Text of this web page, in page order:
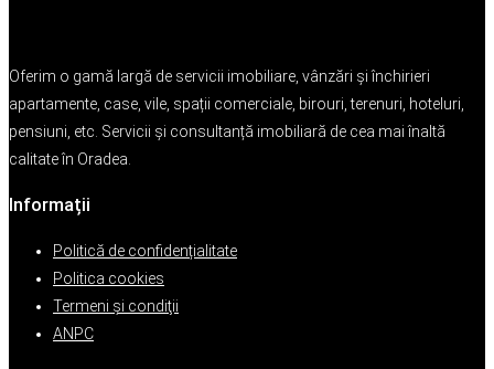
Oferim o gamă largă de servicii imobiliare, vânzări și închirieri
apartamente, case, vile, spații comerciale, birouri, terenuri, hoteluri,
pensiuni, etc. Servicii și consultanță imobiliară de cea mai înaltă
calitate în Oradea.
Informații
Politică de confidențialitate
Politica cookies
Termeni şi condiţii
ANPC